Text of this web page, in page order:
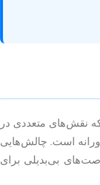
که نقش‌های متعددی در
است. چالش‌هایی
بی‌بدیلی برای